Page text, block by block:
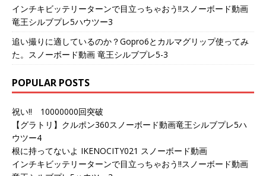
インチキビッテリーターンで目立っちゃおう!!スノーボード動画
竜王シルブプレ5ハウツー3
追い撮りに適しているのか？Gopro6とカルマグリップ使ってみ
た。スノーボード動画 竜王シルブプレ5-3
POPULAR POSTS
祝い!! 10000000回突破
【グラトリ】クルポン360スノーボード動画竜王シルブプレ5ハ
ウツー4
根に持ってないよ IKENOCITY021 スノーボード動画
インチキビッテリーターンで目立っちゃおう!!スノーボード動画